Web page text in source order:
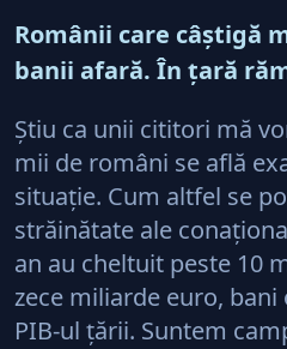
Românii care câştigă
banii afară. În ţară
Ştiu ca unii cititori mă
mii de români se află
situaţie. Cum altfel se
străinătate ale
an au cheltuit peste 10
zece miliarde euro, bani
PIB-ul ţării. Suntem